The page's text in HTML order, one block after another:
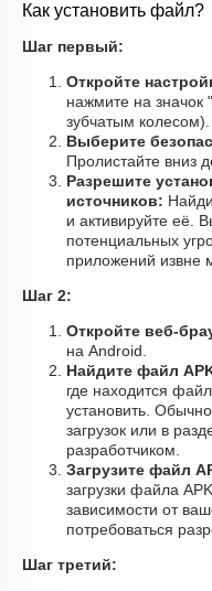
Как установить файл?
Шаг первый:
Откройте
нажмите на значок
зубчатым колесом).
Выберите
Пролистайте вниз
Разрешите
источников:
и активируйте её.
потенциальных
приложений извне
Шаг 2:
Откройте веб-
на Android.
Найдите файл
где находится
установить.
загрузок или в
разработчиком.
Загрузите файл
загрузки файла
зависимости от
потребоваться
Шаг третий: